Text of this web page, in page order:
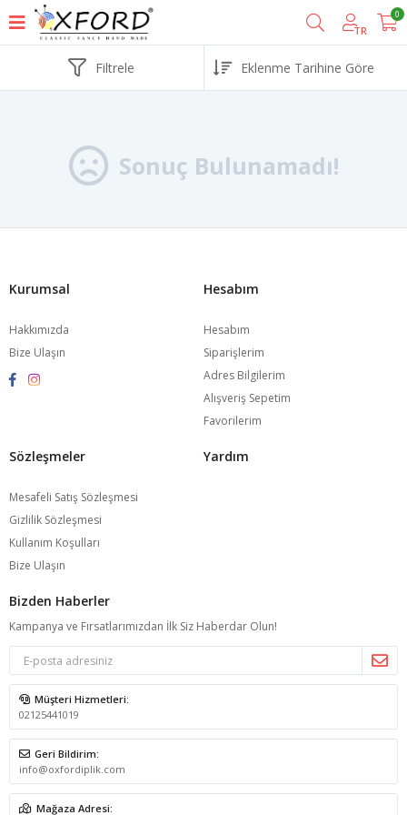
TR
0
Filtrele
Sonuç Bulunamadı!
Kurumsal
Hakkımızda
Bize Ulaşın
Hesabım
Hesabım
Siparişlerim
Adres Bilgilerim
Alışveriş Sepetim
Favorilerim
Sözleşmeler
Mesafeli Satış Sözleşmesi
Gizlilik Sözleşmesi
Kullanım Koşulları
Bize Ulaşın
Yardım
Bizden Haberler
Kampanya ve Fırsatlarımızdan İlk Siz Haberdar Olun!
Müşteri Hizmetleri:
02125441019
Geri Bildirim:
info@oxfordiplik.com
Mağaza Adresi: